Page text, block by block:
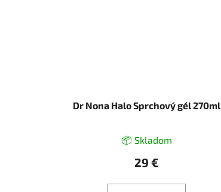
Dr Nona Halo Sprchový gél 270ml
📦 Skladom
29 €